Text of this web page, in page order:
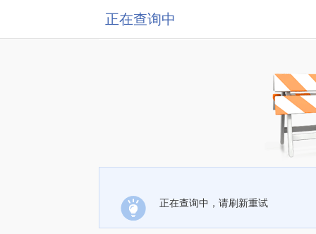
正在查询中
正在查询中，请刷新重试